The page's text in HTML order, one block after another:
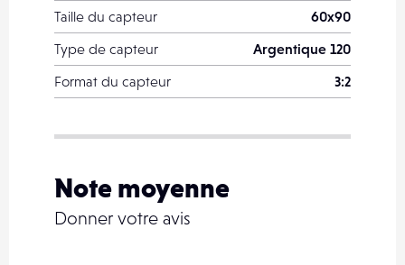
Taille du capteur
60x90
Type de capteur
Argentique 120
Format du capteur
3:2
Note moyenne
Donner votre avis